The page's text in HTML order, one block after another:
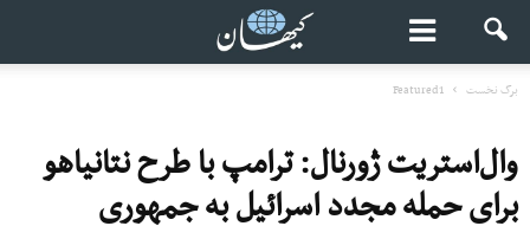
برگ نخست Featured1
وال‌استریت ژورنال: ترامپ با طرح نتانیاهو
برای حمله مجدد اسرائیل به جمهوری